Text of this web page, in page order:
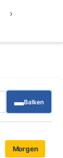
▬Balken
Morgen